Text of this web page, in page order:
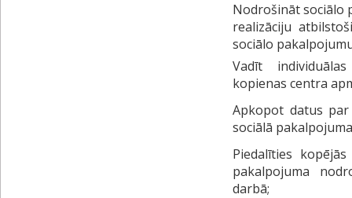
Nodrošināt sociālo
realizāciju
sociālo
Vadīt
kopienas centra
Apkopot datus
sociālā
Piedalīties
pakalpojuma
darbā;